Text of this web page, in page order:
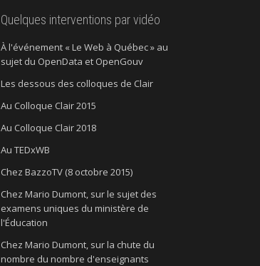
Quelques interventions par vidéo
À l'événement « Le Web à Québec » au
sujet du OpenData et OpenGouv
Les dessous des colloques de Clair
Au Colloque Clair 2015
Au Colloque Clair 2018
Au TEDxWB
Chez BazzoTV (8 octobre 2015)
Chez Mario Dumont, sur le sujet des
examens uniques du ministère de
l'Éducation
Chez Mario Dumont, sur la chute du
nombre du nombre d'enseignants